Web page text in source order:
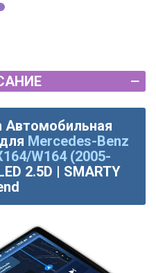
Автомобильная
Mercedes-Benz
W164 (2005-
2.5D | SMARTY